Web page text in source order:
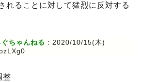
れることに対して猛烈に反対する
ちゃんねる : 2020/10/15(木)
整